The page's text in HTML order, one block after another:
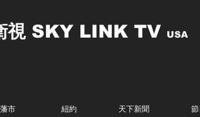
視SKY LINK TV USA
市 紐約 天下新聞 節